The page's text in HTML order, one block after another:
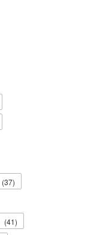
(37)
(41)